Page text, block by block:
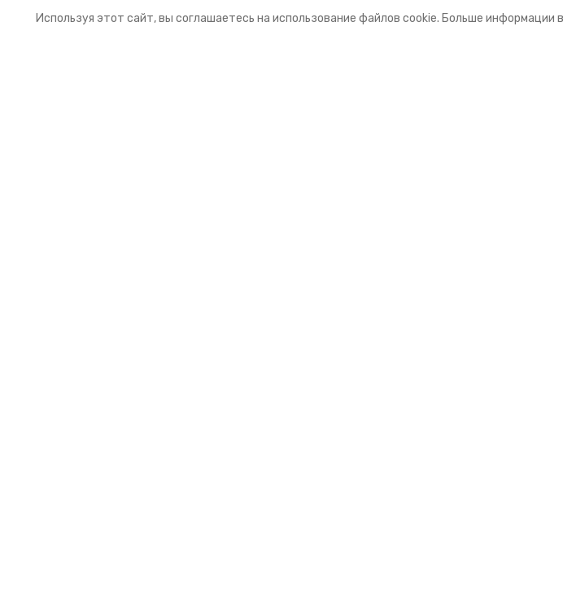
Используя этот сайт, вы соглашаетесь на использование файлов cookie. Больше информации